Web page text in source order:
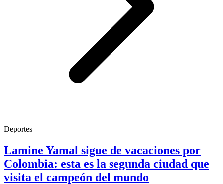
Deportes
Lamine Yamal sigue de vacaciones por
Colombia: esta es la segunda ciudad que
visita el campeón del mundo